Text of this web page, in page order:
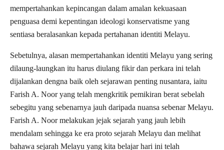
mempertahankan kepincangan dalam amalan kekuasaan
penguasa demi kepentingan ideologi konservatisme yang
sentiasa beralasankan kepada pertahanan identiti Melayu.
Sebetulnya, alasan mempertahankan identiti Melayu yang sering
dilaung-laungkan itu harus diulang fikir dan perkara ini telah
dijalankan dengna baik oleh sejarawan penting nusantara, iaitu
Farish A. Noor yang telah mengkritik pemikiran berat sebelah
sebegitu yang sebenarnya jauh daripada nuansa sebenar Melayu.
Farish A. Noor melakukan jejak sejarah yang jauh lebih
mendalam sehingga ke era proto sejarah Melayu dan melihat
bahawa sejarah Melayu yang kita belajar hari ini telah